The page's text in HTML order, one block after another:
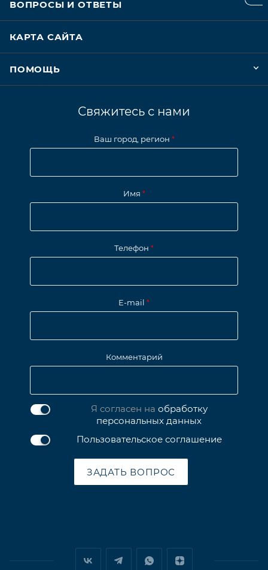
ВОПРОСЫ И ОТВЕТЫ
КАРТА САЙТА
ПОМОЩЬ
Свяжитесь с нами
Ваш город, регион *
Имя *
Телефон *
E-mail *
Комментарий
Я согласен на обработку
персональных данных
Пользовательское соглашение
ЗАДАТЬ ВОПРОС